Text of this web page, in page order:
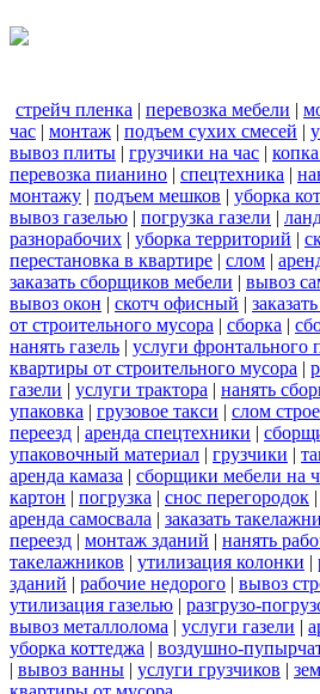
стрейч пленка | перевозка мебели |
час | монтаж | подъем сухих смесей |
вывоз плиты | грузчики на час |
перевозка пианино | спецтехника |
монтажу | подъем мешков | уборка
вывоз газелью | погрузка газели |
разнорабочих | уборка территорий |
перестановка в квартире | слом |
заказать сборщиков мебели | вывоз
вывоз окон | скотч офисный |
от строительного мусора | сборка |
нанять газель | услуги фронтального
квартиры от строительного мусора |
газели | услуги трактора | нанять
упаковка | грузовое такси | слом
переезд | аренда спецтехники |
упаковочный материал | грузчики |
аренда камаза | сборщики мебели на
картон | погрузка | снос перегородок |
аренда самосвала | заказать
переезд | монтаж зданий | нанять
такелажников | утилизация колонки |
зданий | рабочие недорого | вывоз
утилизация газелью | разгрузо-
вывоз металлолома | услуги газели |
уборка коттеджа | воздушно-
| вывоз ванны | услуги грузчиков |